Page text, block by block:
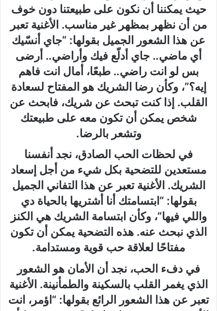
حيث يمكننا أن نكون على طبيعتنا دون خوف
من أن نظهر بمظهر غير مناسب. الأغنية تعبر
عن هذا الشعور الجميل بقولها: “جاي أنسّيك
أي ماضي.. جاي أدلّع فيك وأراضي.. أرضى
بس لو انت راضي.. طبعًا، أمال انت فاهم
إيه؟”، وكأن رضا الشريك هو المفتاح لسعادة
القلب. إذا كنت تبحث عن شريك، فابحث عن
شخص يمكن أن تكون معه على طبيعتك
وتشعر بالرضا.
في لحظات الحب الصادق، نجد أنفسنا
مستعدين للتضحية بكل شيء من أجل إسعاد
الشريك. الأغنية تعبر عن هذا التفاني الجميل
بقولها: “ابتسامتك أنا أشتريها بالحياة دي
واللي فيها”، وكأن ابتسامة الشريك هي الكنز
الذي نبحث عنه. هذه التضحية يمكن أن تكون
مفتاحًا لعلاقة حب قوية ومستدامة.
في دفء الحب، نجد أن الأمان هو الشعور
الذي يغمر القلب بالسكينة والطمأنينة. الأغنية
تعبر عن هذا الشعور الرائع بقولها: “اؤمر، انت